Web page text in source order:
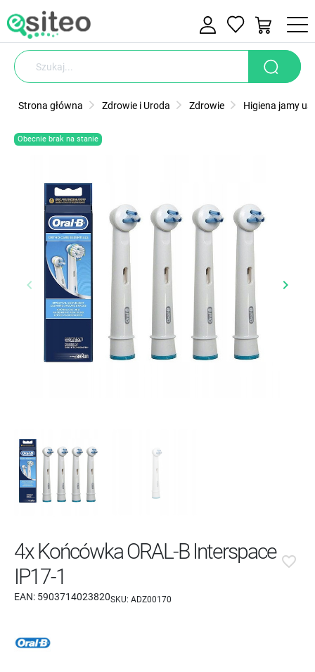
Strona główna Zdrowie i Uroda Zdrowie Higiena jamy
Obecnie brak na stanie
Poprzedni
keyboard_arrow_left keyboard_arrow_right
4x Końcówka ORAL-B Interspace
IP17-1
EAN: 5903714023820SKU: ADZ00170
favorite_border